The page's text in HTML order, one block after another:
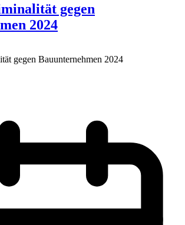
gegen
2024
gegen Bauunternehmen 2024